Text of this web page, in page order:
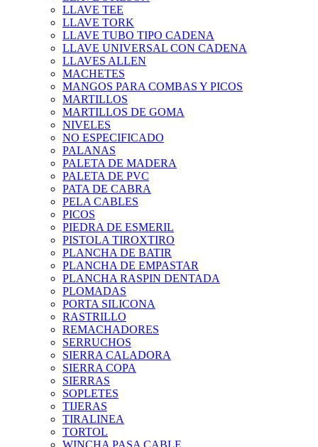
LLAVE TEE
LLAVE TORK
LLAVE TUBO TIPO CADENA
LLAVE UNIVERSAL CON CADENA
LLAVES ALLEN
MACHETES
MANGOS PARA COMBAS Y PICOS
MARTILLOS
MARTILLOS DE GOMA
NIVELES
NO ESPECIFICADO
PALANAS
PALETA DE MADERA
PALETA DE PVC
PATA DE CABRA
PELA CABLES
PICOS
PIEDRA DE ESMERIL
PISTOLA TIROXTIRO
PLANCHA DE BATIR
PLANCHA DE EMPASTAR
PLANCHA RASPIN DENTADA
PLOMADAS
PORTA SILICONA
RASTRILLO
REMACHADORES
SERRUCHOS
SIERRA CALADORA
SIERRA COPA
SIERRAS
SOPLETES
TIJERAS
TIRALINEA
TORTOL